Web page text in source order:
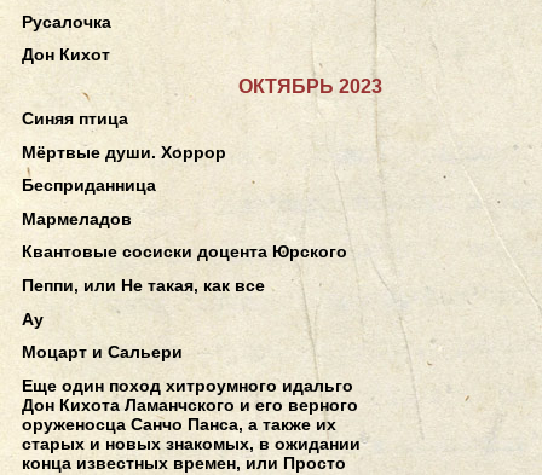
Русалочка
Дон Кихот
ОКТЯБРЬ 2023
Синяя птица
Мёртвые души. Хоррор
Бесприданница
Мармеладов
Квантовые сосиски доцента Юрского
Пеппи, или Не такая, как все
Ау
Моцарт и Сальери
Еще один поход хитроумного идальго
Дон Кихота Ламанчского и его верного
оруженосца Санчо Панса, а также их
старых и новых знакомых, в ожидании
конца известных времен, или Просто